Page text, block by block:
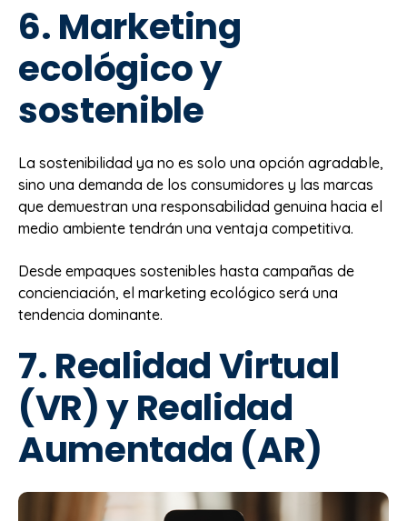
6. Marketing
ecológico y
sostenible
La sostenibilidad ya no es solo una opción agradable,
sino una demanda de los consumidores y las marcas
que demuestran una responsabilidad genuina hacia el
medio ambiente tendrán una ventaja competitiva.
Desde empaques sostenibles hasta campañas de
concienciación, el marketing ecológico será una
tendencia dominante.
7. Realidad Virtual
(VR) y Realidad
Aumentada (AR)